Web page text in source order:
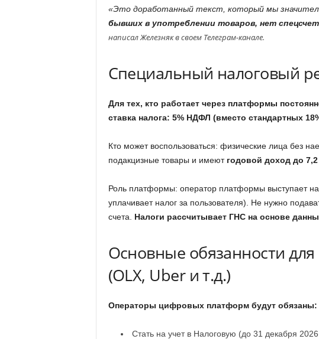
«Это доработанный текст, который мы
бывших в употреблении товаров, нет
написал Железняк в своем Телеграм-канале.
Специальный налоговый
Для тех, кто работает через платформы
ставка налога: 5% НДФЛ (вместо стандартных
Кто может воспользоваться: физические лица без
подакцизные товары и имеют годовой доход до
Роль платформы: оператор платформы выступает
уплачивает налог за пользователя). Не нужно
счета. Налоги рассчитывает ГНС на основе
Основные обязанности
(OLX, Uber и т.д.)
Операторы цифровых платформ будут обязаны:
Стать на учет в Налоговую (до 31 декабря 2026